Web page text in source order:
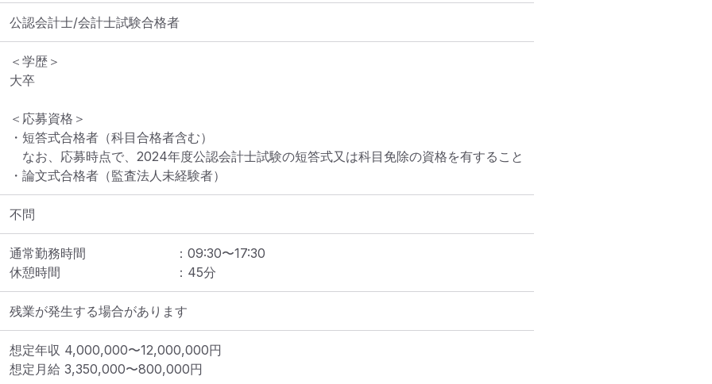
公認会計士/会計士試験合格者
＜学歴＞
大卒
＜応募資格＞
・短答式合格者（科目合格者含む）
なお、応募時点で、2024年度公認会計士試験の短答式又は科目免除の資格を有すること
・論文式合格者（監査法人未経験者）
不問
通常勤務時間 ： 09:30〜17:30
休憩時間
： 45分
残業が発生する場合があります
想定年収 4,000,000〜12,000,000円
想定月給 3,350,000〜800,000円